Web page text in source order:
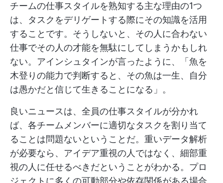
チームの仕事スタイルを熟知する主な理由の1つ
は、タスクをデリゲートする際にその知識を活用
することです。そうしないと、その人に合わない
仕事でその人の才能を無駄にしてしまうかもしれ
ない。アインシュタインが言ったように、「魚を
木登りの能力で判断すると、その魚は一生、自分
は愚かだと信じて生きることになる」。
良いニュースは、全員の仕事スタイルが分かれ
ば、各チームメンバーに適切なタスクを割り当て
ることは問題ないということだ。重いデータ解析
が必要なら、アイデア重視の人ではなく、細部重
視の人に任せるべきだということがわかる。プロ